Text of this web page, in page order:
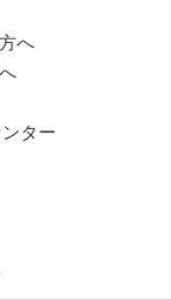
へ
ター